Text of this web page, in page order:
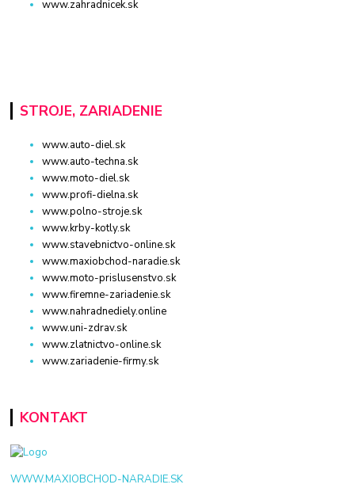
www.zahradnicek.sk
STROJE, ZARIADENIE
www.auto-diel.sk
www.auto-techna.sk
www.moto-diel.sk
www.profi-dielna.sk
www.polno-stroje.sk
www.krby-kotly.sk
www.stavebnictvo-online.sk
www.maxiobchod-naradie.sk
www.moto-prislusenstvo.sk
www.firemne-zariadenie.sk
www.nahradnediely.online
www.uni-zdrav.sk
www.zlatnictvo-online.sk
www.zariadenie-firmy.sk
KONTAKT
WWW.MAXIOBCHOD-NARADIE.SK